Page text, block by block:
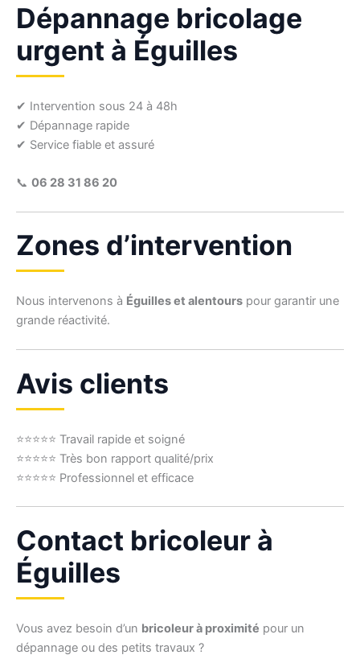
Dépannage bricolage
urgent à Éguilles
✔ Intervention sous 24 à 48h
✔ Dépannage rapide
✔ Service fiable et assuré
📞 06 28 31 86 20
Zones d’intervention
Nous intervenons à Éguilles et alentours pour garantir une
grande réactivité.
Avis clients
⭐⭐⭐⭐⭐ Travail rapide et soigné
⭐⭐⭐⭐⭐ Très bon rapport qualité/prix
⭐⭐⭐⭐⭐ Professionnel et efficace
Contact bricoleur à
Éguilles
Vous avez besoin d’un bricoleur à proximité pour un
dépannage ou des petits travaux ?